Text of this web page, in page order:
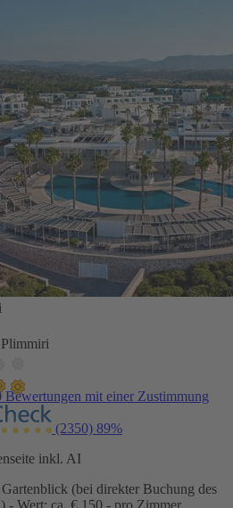
Bewertungen mit einer Zustimmung
(2350) 89%
inkl. AI
(bei direkter Buchung des
- Wert: ca. € 150,- pro Zimmer